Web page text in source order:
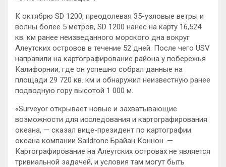
К октябрю SD 1200, преодолевая 35-узловые ветры и
волны более 5 метров, SD 1200 нанес на карту 16,524
кв. км ранее неизведанного морского дна вокруг
Алеутских островов в течение 52 дней. После чего USV
направили на картографирование района у побережья
Калифорнии, где он успешно собрал данные на
площади 29 720 кв. км и обнаружил неизвестную ранее
подводную гору высотой 1 000 м.
«Surveyor открывает новые и захватывающие
возможности для исследования и картографирования
океана, — сказал вице-президент по картографии
океана компании Saildrone Брайан Коннон. —
Картографирование на Алеутских островах не является
тривиальной задачей, и условия там могут быть